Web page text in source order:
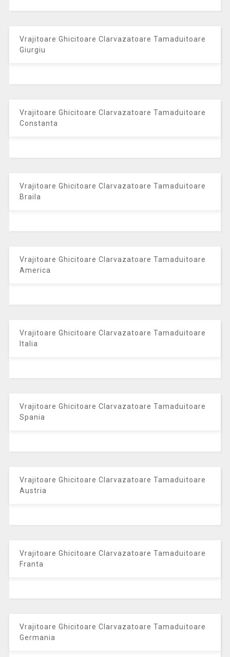
Vrajitoare Ghicitoare Clarvazatoare Tamaduitoare
Giurgiu
Vrajitoare Ghicitoare Clarvazatoare Tamaduitoare
Constanta
Vrajitoare Ghicitoare Clarvazatoare Tamaduitoare
Braila
Vrajitoare Ghicitoare Clarvazatoare Tamaduitoare
America
Vrajitoare Ghicitoare Clarvazatoare Tamaduitoare
Italia
Vrajitoare Ghicitoare Clarvazatoare Tamaduitoare
Spania
Vrajitoare Ghicitoare Clarvazatoare Tamaduitoare
Austria
Vrajitoare Ghicitoare Clarvazatoare Tamaduitoare
Franta
Vrajitoare Ghicitoare Clarvazatoare Tamaduitoare
Germania